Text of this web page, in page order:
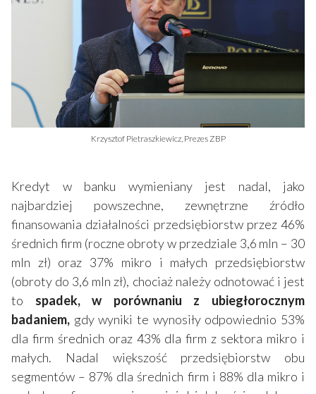
Krzysztof Pietraszkiewicz, Prezes ZBP
Kredyt w banku wymieniany jest nadal, jako
najbardziej powszechne, zewnętrzne źródło
finansowania działalności przedsiębiorstw przez 46%
średnich firm (roczne obroty w przedziale 3,6 mln – 30
mln zł) oraz 37% mikro i małych przedsiębiorstw
(obroty do 3,6 mln zł), chociaż należy odnotować i jest
to spadek, w porównaniu z ubiegłorocznym
badaniem, gdy wyniki te wynosiły odpowiednio 53%
dla firm średnich oraz 43% dla firm z sektora mikro i
małych. Nadal większość przedsiębiorstw obu
segmentów – 87% dla średnich firm i 88% dla mikro i